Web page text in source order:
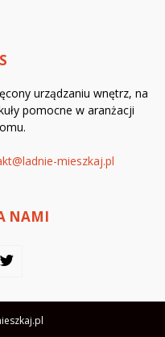
urządzaniu wnętrz, na
pomocne w aranżacji
mieszkaj.pl
NAMI